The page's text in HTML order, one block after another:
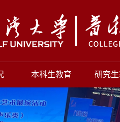
本科生教育 研究